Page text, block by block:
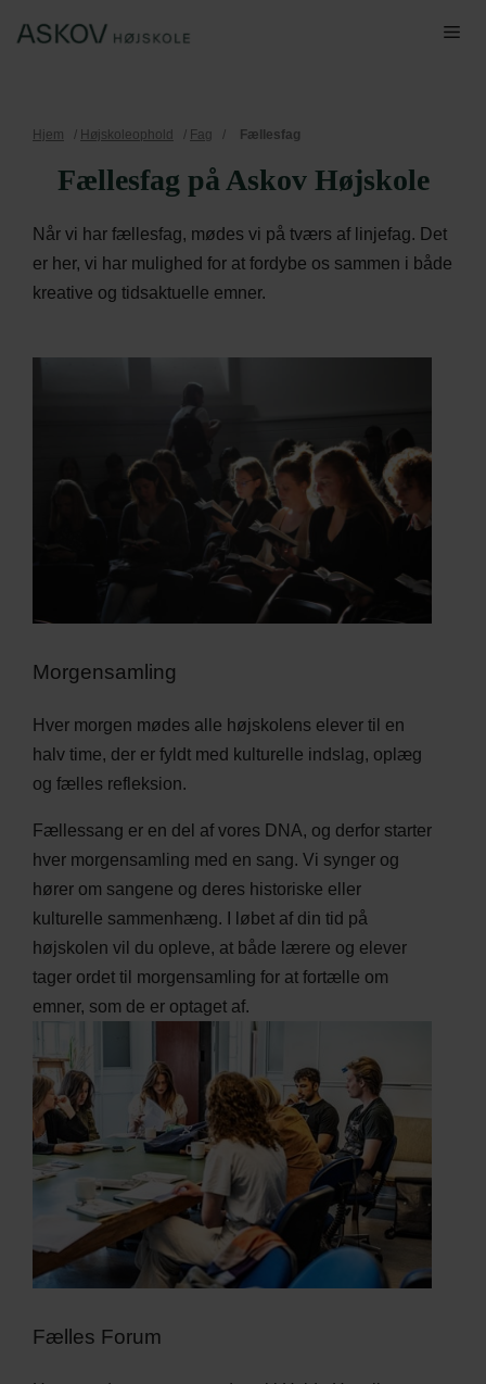
Hjem / Højskoleophold / Fag / Fællesfag
Fællesfag på Askov Højskole
Når vi har fællesfag, mødes vi på tværs af linjefag. Det
er her, vi har mulighed for at fordybe os sammen i både
kreative og tidsaktuelle emner.
Morgensamling
Hver morgen mødes alle højskolens elever til en
halv time, der er fyldt med kulturelle indslag, oplæg
og fælles refleksion.
Fællessang er en del af vores DNA, og derfor starter
hver morgensamling med en sang. Vi synger og
hører om sangene og deres historiske eller
kulturelle sammenhæng. I løbet af din tid på
højskolen vil du opleve, at både lærere og elever
tager ordet til morgensamling for at fortælle om
emner, som de er optaget af.
Fælles Forum